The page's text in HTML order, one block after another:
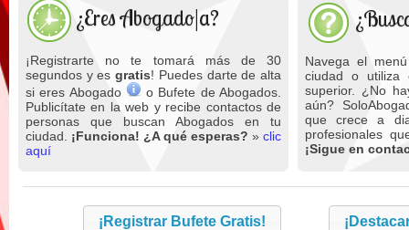
¿Eres Abogado|a?
¡Registrarte no te tomará más de 30
segundos y esgratis! Puedes darte de alta
si eres Abogado
o Bufete de Abogados.
Publicítate en la web y recibe contactos de
personas que buscan Abogados en tu
ciudad. ¡Funciona! ¿A qué esperas? » clic
aquí
Navega el
ciudad o utiliza
superior. ¿No
aún?
que crece a
profesionales
¡Sigue en
¡Registrar Bufete Gratis!